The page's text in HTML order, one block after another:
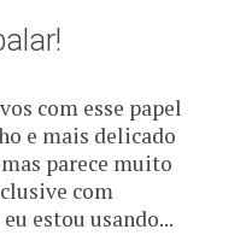
com esse papel
e mais delicado
parece muito
com
estou usando...